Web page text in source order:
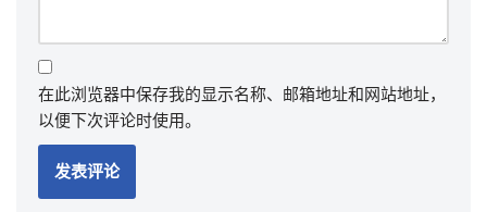
在此浏览器中保存我的显示名称、邮箱地址和网站地址，
以便下次评论时使用。